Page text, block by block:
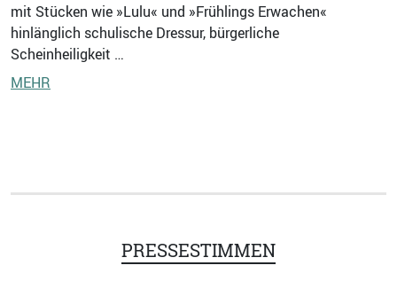
mit Stücken wie »Lulu« und »Frühlings Erwachen«
hinlänglich schulische Dressur, bürgerliche
Scheinheiligkeit …
MEHR
PRESSESTIMMEN